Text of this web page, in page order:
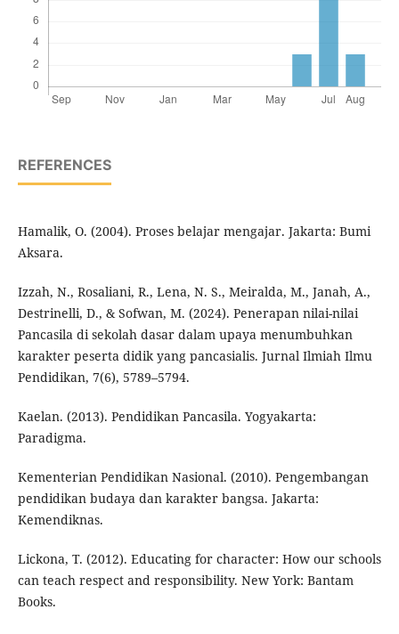
REFERENCES
Hamalik, O. (2004). Proses belajar mengajar. Jakarta: Bumi
Aksara.
Izzah, N., Rosaliani, R., Lena, N. S., Meiralda, M., Janah, A.,
Destrinelli, D., & Sofwan, M. (2024). Penerapan nilai-nilai
Pancasila di sekolah dasar dalam upaya menumbuhkan
karakter peserta didik yang pancasialis. Jurnal Ilmiah Ilmu
Pendidikan, 7(6), 5789–5794.
Kaelan. (2013). Pendidikan Pancasila. Yogyakarta:
Paradigma.
Kementerian Pendidikan Nasional. (2010). Pengembangan
pendidikan budaya dan karakter bangsa. Jakarta:
Kemendiknas.
Lickona, T. (2012). Educating for character: How our schools
can teach respect and responsibility. New York: Bantam
Books.